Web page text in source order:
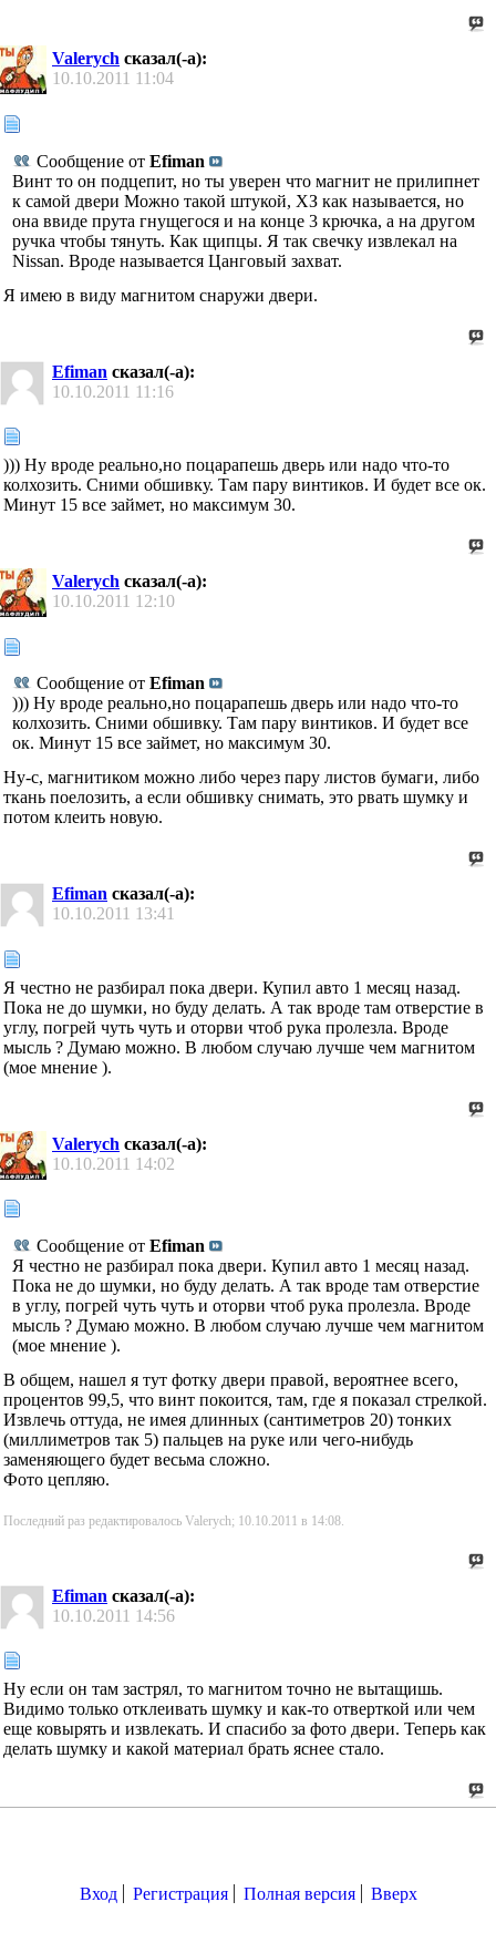
Valerych сказал(-а):
10.10.2011 11:04
Сообщение от Efiman
Винт то он подцепит, но ты уверен что магнит не прилипнет
к самой двери Можно такой штукой, ХЗ как называется, но
она ввиде прута гнущегося и на конце 3 крючка, а на другом
ручка чтобы тянуть. Как щипцы. Я так свечку извлекал на
Nissan. Вроде называется Цанговый захват.
Я имею в виду магнитом снаружи двери.
Efiman сказал(-а):
10.10.2011 11:16
))) Ну вроде реально,но поцарапешь дверь или надо что-то
колхозить. Сними обшивку. Там пару винтиков. И будет все ок.
Минут 15 все займет, но максимум 30.
Valerych сказал(-а):
10.10.2011 12:10
Сообщение от Efiman
))) Ну вроде реально,но поцарапешь дверь или надо что-то
колхозить. Сними обшивку. Там пару винтиков. И будет все
ок. Минут 15 все займет, но максимум 30.
Ну-с, магнитиком можно либо через пару листов бумаги, либо
ткань поелозить, а если обшивку снимать, это рвать шумку и
потом клеить новую.
Efiman сказал(-а):
10.10.2011 13:41
Я честно не разбирал пока двери. Купил авто 1 месяц назад.
Пока не до шумки, но буду делать. А так вроде там отверстие в
углу, погрей чуть чуть и оторви чтоб рука пролезла. Вроде
мысль ? Думаю можно. В любом случаю лучше чем магнитом
(мое мнение ).
Valerych сказал(-а):
10.10.2011 14:02
Сообщение от Efiman
Я честно не разбирал пока двери. Купил авто 1 месяц назад.
Пока не до шумки, но буду делать. А так вроде там отверстие
в углу, погрей чуть чуть и оторви чтоб рука пролезла. Вроде
мысль ? Думаю можно. В любом случаю лучше чем магнитом
(мое мнение ).
В общем, нашел я тут фотку двери правой, вероятнее всего,
процентов 99,5, что винт покоится, там, где я показал стрелкой.
Извлечь оттуда, не имея длинных (сантиметров 20) тонких
(миллиметров так 5) пальцев на руке или чего-нибудь
заменяющего будет весьма сложно.
Фото цепляю.
Последний раз редактировалось Valerych; 10.10.2011 в 14:08.
Efiman сказал(-а):
10.10.2011 14:56
Ну если он там застрял, то магнитом точно не вытащишь.
Видимо только отклеивать шумку и как-то отверткой или чем
еще ковырять и извлекать. И спасибо за фото двери. Теперь как
делать шумку и какой материал брать яснее стало.
Вход Регистрация Полная версия Вверх